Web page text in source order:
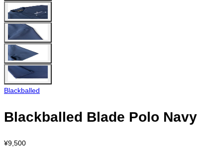
Blackballed
Blackballed Blade Polo Navy
¥9,500